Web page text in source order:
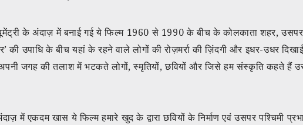
के अंदाज़ में बनाई गई ये फिल्म 1960 से 1990 के बीच के कोलकाता शहर, उसपर
उपाधि के बीच यहां के रहने वाले लोगों की रोज़मर्रा की ज़िंदगी और इधर-उधर
जगह की तलाश में भटकते लोगों, स्मृतियों, छवियों और जिसे हम संस्कृति कहते हैं
में एकदम खास ये फिल्म हमारे खुद के द्वारा छवियों के निर्माण एवं उसपर पश्चिमी